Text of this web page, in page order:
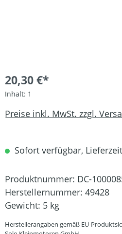
20,30 €*
Inhalt: 1
Preise inkl. MwSt. zzgl.
Sofort verfügbar,
Produktnummer: DC-
Herstellernummer: 49428
Gewicht: 5 kg
Herstellerangaben gemäß EU-